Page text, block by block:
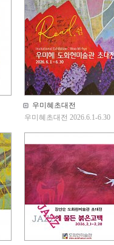
우미혜초대전
우미혜초대전 2026.6.1-6.30